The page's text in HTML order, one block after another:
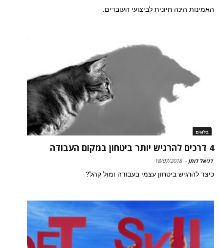
האמינות הינה חיונית לביצועי העובדים.
בלוגים
4 דרכים להרגיש יותר ביטחון במקום העבודה
דניאל דותן -
18/07/2018
כיצד להרגיש ביטחון עצמי בעבודה ומול קהל?